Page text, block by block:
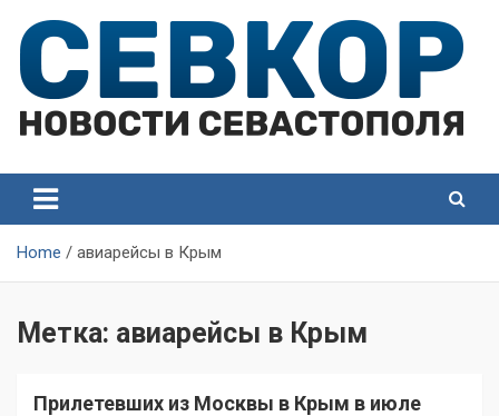
content
Севастополя
Севастополя
Home авиарейсы в Крым
Метка: авиарейсы в Крым
Прилетевших из Москвы в Крым в июле